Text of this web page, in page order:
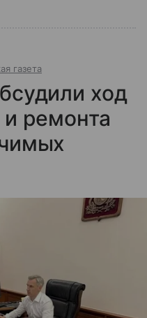
газета
ход
и ремонта